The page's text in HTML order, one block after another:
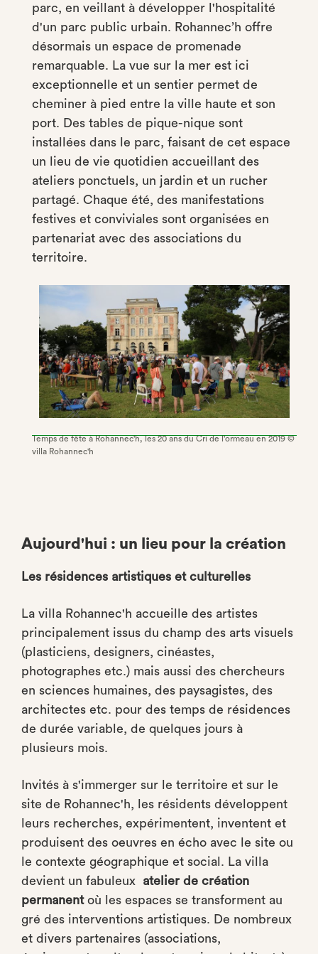
parc, en veillant à développer l'hospitalité
d'un parc public urbain. Rohannec’h offre
désormais un espace de promenade
remarquable. La vue sur la mer est ici
exceptionnelle et un sentier permet de
cheminer à pied entre la ville haute et son
port. Des tables de pique-nique sont
installées dans le parc, faisant de cet espace
un lieu de vie quotidien accueillant des
ateliers ponctuels, un jardin et un rucher
partagé. Chaque été, des manifestations
festives et conviviales sont organisées en
partenariat avec des associations du
territoire.
Temps de fête à Rohannec'h, les 20 ans du Cri de l'ormeau en 2019 ©
villa Rohannec'h
Aujourd'hui : un lieu pour la création
Les résidences artistiques et culturelles
La villa Rohannec'h accueille des artistes
principalement issus du champ des arts visuels
(plasticiens, designers, cinéastes,
photographes etc.) mais aussi des chercheurs
en sciences humaines, des paysagistes, des
architectes etc. pour des temps de résidences
de durée variable, de quelques jours à
plusieurs mois.
Invités à s'immerger sur le territoire et sur le
site de Rohannec'h, les résidents développent
leurs recherches, expérimentent, inventent et
produisent des oeuvres en écho avec le site ou
le contexte géographique et social. La villa
devient un fabuleux atelier de création
permanentoù les espaces se transforment au
gré des interventions artistiques. De nombreux
et divers partenaires (associations,